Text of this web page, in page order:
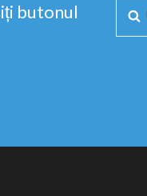
butonul